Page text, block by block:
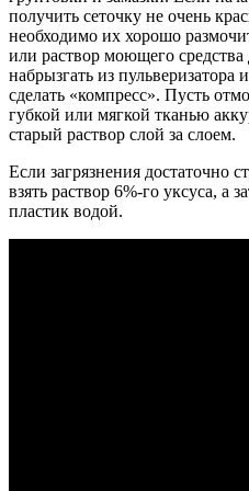
получить сеточку не очень
необходимо их хорошо
или раствор моющего
набрызгать из
сделать «компресс». Пусть
губкой или мягкой тканью
старый раствор слой за слоем.
Если загрязнения достаточно
взять раствор 6%-го уксуса, а
пластик водой.